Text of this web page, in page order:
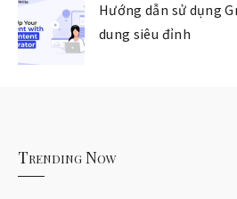
Hướng dẫn sử dụng
dung siêu đỉnh
Trending Now